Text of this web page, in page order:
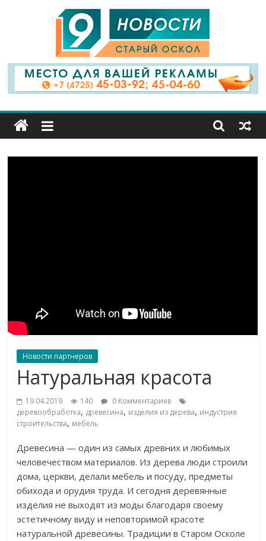
9
Канал
Старый
Новости партнеров
Натуральная красота
19.04.2019 140
0 Комментариев
деревообработка, древесина, изделия из дерева, индустрия
строительства, мебель
Древесина — один из самых древних и любимых
человечеством материалов. Из дерева люди строили
дома, церкви, делали мебель и посуду, предметы
обихода и орудия труда. И сегодня деревянные
изделия не выходят из моды благодаря своему
эстетичному виду и неповторимой красоте
натуральной древесины. Традиции в Старом Осколе